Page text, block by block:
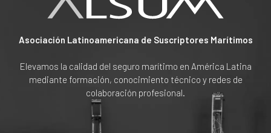
Asociación Latinoamericana de Suscriptores Marítimos
Elevamos la calidad del seguro marítimo en América Latina
mediante formación, conocimiento técnico y redes de
colaboración profesional.